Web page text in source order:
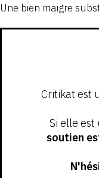
Une bien maigre
Critikat est
Si elle
soutien